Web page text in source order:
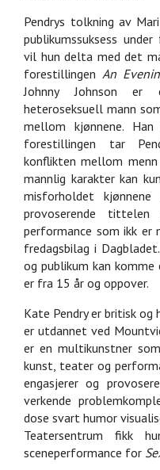
Pendrys tolkning av
publikumssuksess
vil hun delta med det
forestillingen An
Johnny Johnson er
heteroseksuell mann
mellom kjønnene.
forestillingen tar
konflikten mellom
mannlig karakter kan
misforholdet
provoserende
performance som ikk er
fredagsbilag i
og publikum kan
er fra 15 år og oppover.
Kate Pendry er britisk og
er utdannet ved
er en multikunstner
kunst, teater og
engasjerer og
verkende
dose svart humor
Teatersentrum fikk
sceneperformance for